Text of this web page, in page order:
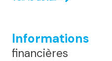
Informations
financières